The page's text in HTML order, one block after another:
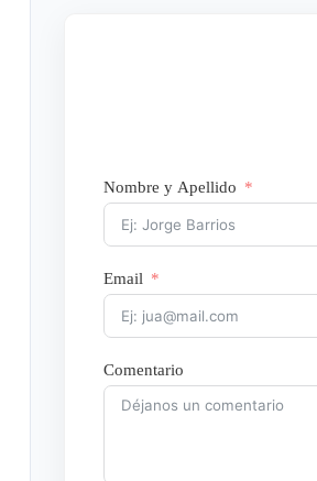
Nombre y Apellido
Email
Comentario